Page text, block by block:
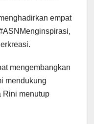
empat
mengembangkan
mendukung
Rini menutup